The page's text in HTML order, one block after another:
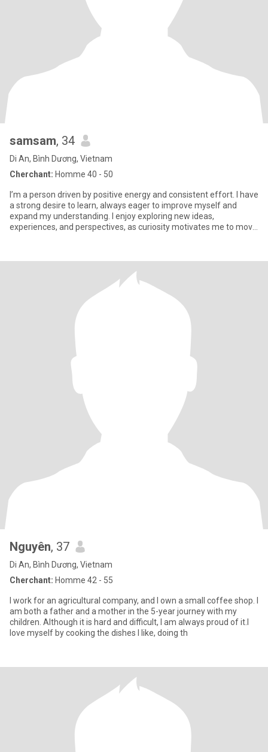
samsam, 34
Di An, Bình Dương, Vietnam
Cherchant: Homme 40 - 50
I’m a person driven by positive energy and consistent effort. I have
a strong desire to learn, always eager to improve myself and
expand my understanding. I enjoy exploring new ideas,
experiences, and perspectives, as curiosity motivates me to move
Nguyên, 37
Di An, Bình Dương, Vietnam
Cherchant: Homme 42 - 55
I work for an agricultural company, and I own a small coffee shop. I
am both a father and a mother in the 5-year journey with my
children. Although it is hard and difficult, I am always proud of it.I
love myself by cooking the dishes I like, doing th